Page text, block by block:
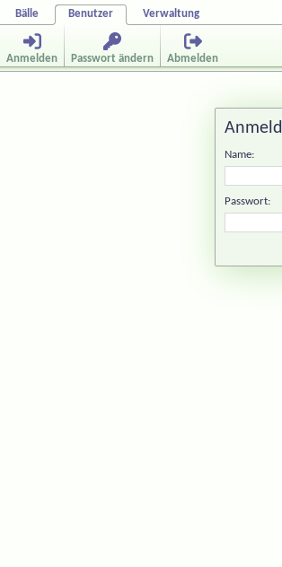
Bälle Benutzer Verwaltung
Anmelden Passwort ändern Abmelden
Name:
Passwort: